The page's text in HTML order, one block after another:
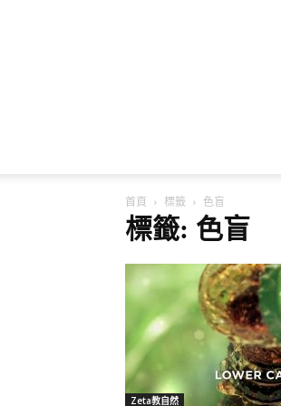
首頁 標籤 色盲
標籤: 色盲
Zeta教自然